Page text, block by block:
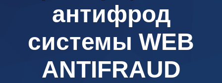
антифрод
системы WEB
ANTIFRAUD